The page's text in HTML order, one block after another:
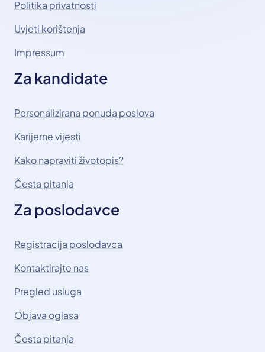
Politika privatnosti
Uvjeti korištenja
Impressum
Za kandidate
Personalizirana ponuda poslova
Karijerne vijesti
Kako napraviti životopis?
Česta pitanja
Za poslodavce
Registracija poslodavca
Kontaktirajte nas
Pregled usluga
Objava oglasa
Česta pitanja